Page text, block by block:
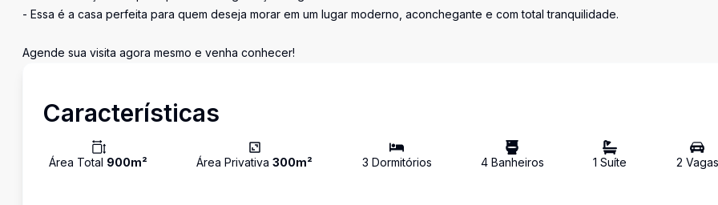
- Essa é a casa perfeita para quem deseja morar em um lugar moderno, aconchegante e com total tranquilidade.
Agende sua visita agora mesmo e venha conhecer!
Características
Área Total 900m² Área Privativa300m² 3 Dormitórios 4Banheiros 1 Suíte 2 Vagas